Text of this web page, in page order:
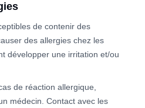
de contenir des
des allergies chez les
développer une irritation et/ou
de réaction allergique,
médecin. Contact avec les